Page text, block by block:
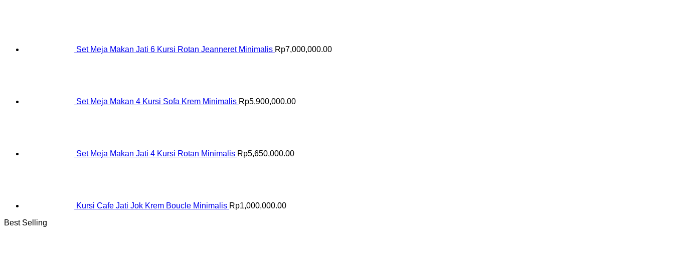
Set Meja Makan Jati 6 Kursi Rotan Jeanneret Minimalis Rp7,000,000.00
Set Meja Makan 4 Kursi Sofa Krem Minimalis Rp5,900,000.00
Set Meja Makan Jati 4 Kursi Rotan Minimalis Rp5,650,000.00
Kursi Cafe Jati Jok Krem Boucle Minimalis Rp1,000,000.00
Best Selling